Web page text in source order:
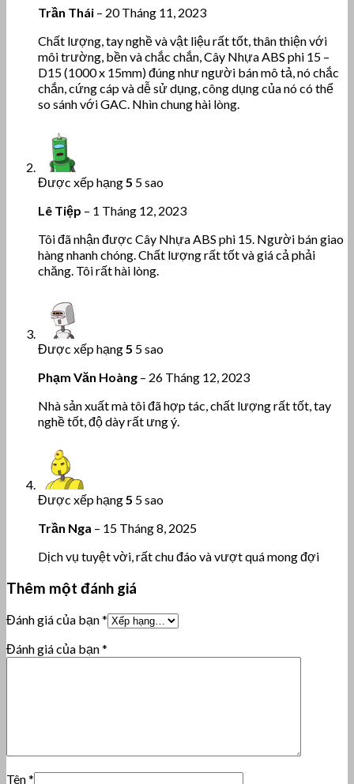
Trần Thái – 20 Tháng 11, 2023
Chất lượng, tay nghề và vật liệu rất tốt, thân thiện với
môi trường, bền và chắc chắn, Cây Nhựa ABS phi 15 –
D15 (1000 x 15mm) đúng như người bán mô tả, nó chắc
chắn, cứng cáp và dễ sử dụng, công dụng của nó có thể
so sánh với GAC. Nhìn chung hài lòng.
Được xếp hạng5 5 sao
Lê Tiệp – 1 Tháng 12, 2023
Tôi đã nhận được Cây Nhựa ABS phi 15. Người bán giao
hàng nhanh chóng. Chất lượng rất tốt và giá cả phải
chăng. Tôi rất hài lòng.
Được xếp hạng5 5 sao
Phạm Văn Hoàng – 26 Tháng 12, 2023
Nhà sản xuất mà tôi đã hợp tác, chất lượng rất tốt, tay
nghề tốt, độ dày rất ưng ý.
Được xếp hạng5 5 sao
Trần Nga – 15 Tháng 8, 2025
Dịch vụ tuyệt vời, rất chu đáo và vượt quá mong đợi
Thêm một đánh giá
Đánh giá của bạn*
Đánh giá của bạn*
Tên*